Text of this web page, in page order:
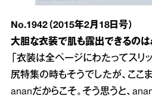
No.1942（2015年2月18日号）
大胆な衣装で肌も露出できるのは
「衣装は全ページにわたってスリ
尻特集の時もそうでしたが、ここ
ananだからこそ。そう思うと、